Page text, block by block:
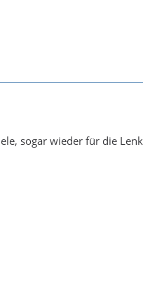
sogar wieder für die